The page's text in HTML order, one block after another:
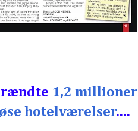
1,2 millioner
hotelværelser....